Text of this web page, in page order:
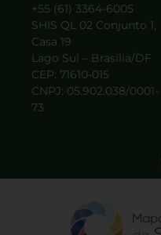
+55 (61) 3364-6005
SHIS QL 02 Conjunto 1,
Casa 19
Lago Sul – Brasília/DF
CEP: 71610-015
CNPJ: 05.902.038/0001-
73